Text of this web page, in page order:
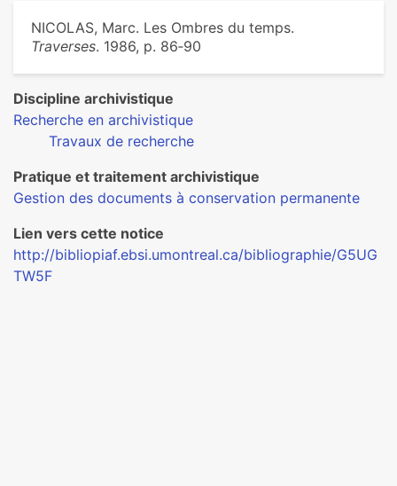
NICOLAS, Marc. Les Ombres du temps.
Traverses. 1986, p. 86‑90
Discipline archivistique
Recherche en archivistique
Travaux de recherche
Pratique et traitement archivistique
Gestion des documents à conservation permanente
Lien vers cette notice
http://bibliopiaf.ebsi.umontreal.ca/bibliographie/G5UG
TW5F